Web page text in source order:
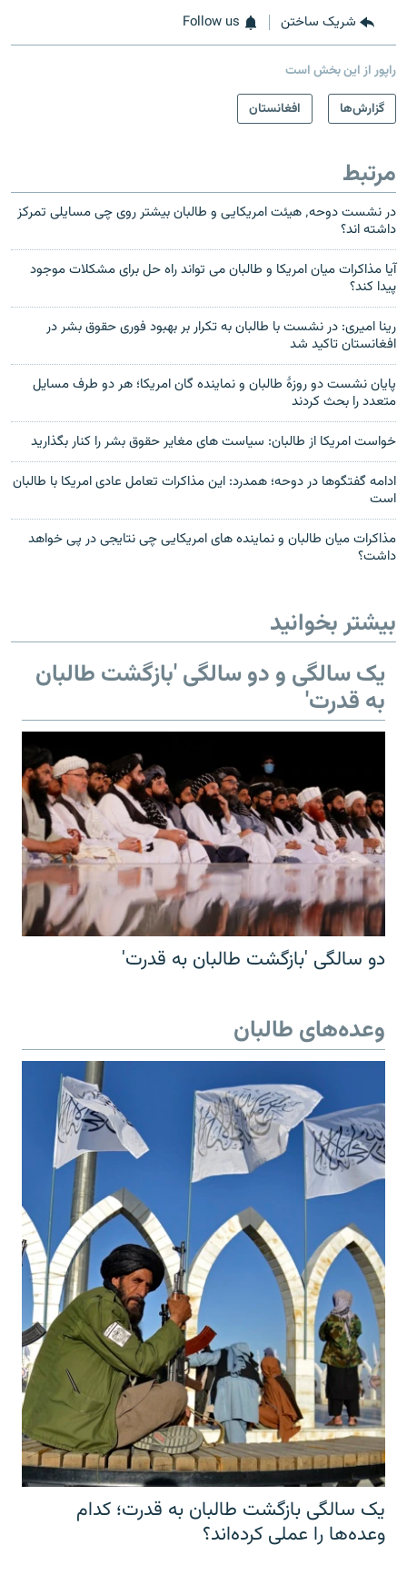
شریک ساختن Follow us
راپور از این بخش است
گزارش‌ها
افغانستان
مرتبط
در نشست دوحه٬ هیئت امریکایی و طالبان بیشتر روی چی مسایلی تمرکز
داشته اند؟
آیا مذاکرات میان امریکا و طالبان می تواند راه حل برای مشکلات موجود
پیدا کند؟
رینا امیری: در نشست با طالبان به تکرار بر بهبود فوری حقوق بشر در
افغانستان تاکید شد
پایان نشست دو روزهٔ طالبان و نماینده گان امریکا؛ هر دو طرف مسایل
متعدد را بحث کردند
خواست امریکا از طالبان: سیاست های مغایر حقوق بشر را کنار بگذارید
ادامه گفتگوها در دوحه؛ همدرد: این مذاکرات تعامل عادی امریکا با طالبان
است
مذاکرات میان طالبان و نماینده های امریکایی چی نتایجی در پی خواهد
داشت؟
بیشتر بخوانید
یک سالگی و دو سالگی 'بازگشت طالبان
به قدرت'
دو سالگی 'بازگشت طالبان به قدرت'
وعده‌های طالبان
یک سالگی بازگشت طالبان به قدرت؛ کدام
وعده‌ها را عملی کرده‌اند؟